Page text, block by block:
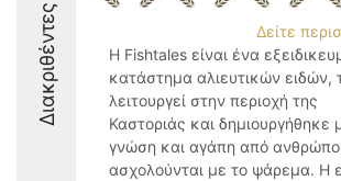
Διακριθέντες
Δείτε
Η Fishtales είναι ένα
κατάστημα αλιευτικών ειδών,
λειτουργεί στην περιοχή της
Καστοριάς και δημιουργήθηκε
γνώση και αγάπη από
ασχολούνται με το ψάρεμα. Η